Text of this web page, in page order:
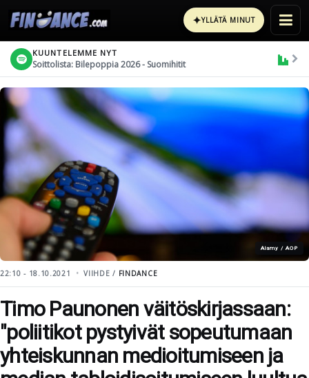
✦YLLÄTÄ MINUT
KUUNTELEMME NYT
Soittolista: Bilepoppia 2026 - Suomihitit
Alamy / AOP
22:10 - 18.10.2021 VIIHDE / FINDANCE
Timo Paunonen väitöskirjassaan:
"poliitikot pystyivät sopeutumaan
yhteiskunnan medioitumiseen ja